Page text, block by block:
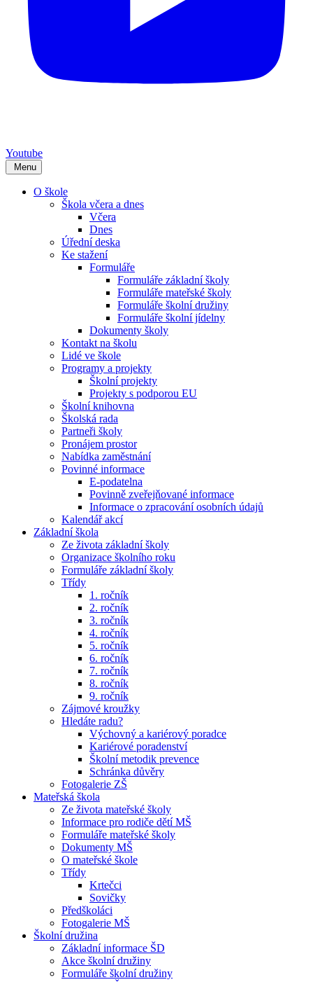
Youtube
Menu
O škole
Škola včera a dnes
Včera
Dnes
Úřední deska
Ke stažení
Formuláře
Formuláře základní školy
Formuláře mateřské školy
Formuláře školní družiny
Formuláře školní jídelny
Dokumenty školy
Kontakt na školu
Lidé ve škole
Programy a projekty
Školní projekty
Projekty s podporou EU
Školní knihovna
Školská rada
Partneři školy
Pronájem prostor
Nabídka zaměstnání
Povinné informace
E-podatelna
Povinně zveřejňované informace
Informace o zpracování osobních údajů
Kalendář akcí
Základní škola
Ze života základní školy
Organizace školního roku
Formuláře základní školy
Třídy
1. ročník
2. ročník
3. ročník
4. ročník
5. ročník
6. ročník
7. ročník
8. ročník
9. ročník
Zájmové kroužky
Hledáte radu?
Výchovný a kariérový poradce
Kariérové poradenství
Školní metodik prevence
Schránka důvěry
Fotogalerie ZŠ
Mateřská škola
Ze života mateřské školy
Informace pro rodiče dětí MŠ
Formuláře mateřské školy
Dokumenty MŠ
O mateřské škole
Třídy
Krtečci
Sovičky
Předškoláci
Fotogalerie MŠ
Školní družina
Základní informace ŠD
Akce školní družiny
Formuláře školní družiny